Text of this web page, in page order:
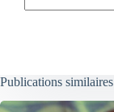
Publications similaires